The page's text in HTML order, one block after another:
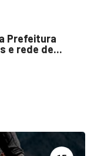
Prefeitura
e rede de...